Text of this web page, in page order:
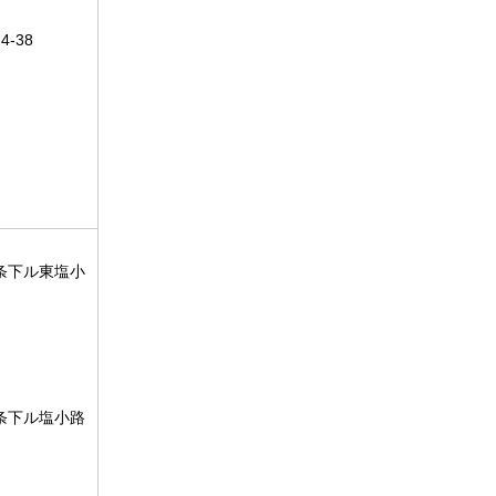
38
下ル東塩小
下ル塩小路